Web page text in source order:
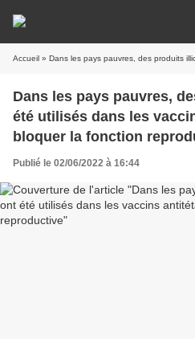
Accueil » Dans les pays pauvres, des produits illicites ont été utilisés
Dans les pays pauvres,
été utilisés dans les
bloquer la fonction
Publié le 02/06/2022 à 16:44